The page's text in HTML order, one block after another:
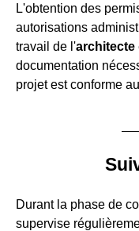
L'obtention des
autorisations
travail de l'architecte
documentation
projet est conforme
Durant la phase de
supervise